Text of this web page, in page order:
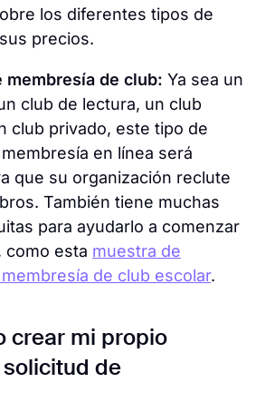
los diferentes tipos de
precios.
membresía de club: Ya sea un
club de lectura, un club
club privado, este tipo de
en línea será
que su organización reclute
También tiene muchas
para ayudarlo a comenzar
como esta muestra de
de club escolar.
crear mi propio
de